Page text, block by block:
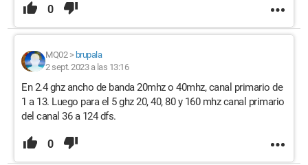
0
MQ02> brupala
2 sept. 2023 a las 13:16
En 2.4 ghz ancho de banda 20mhz o 40mhz, canal primario de
1 a 13. Luego para el 5 ghz 20, 40, 80 y 160 mhz canal primario
del canal 36 a 124 dfs.
0